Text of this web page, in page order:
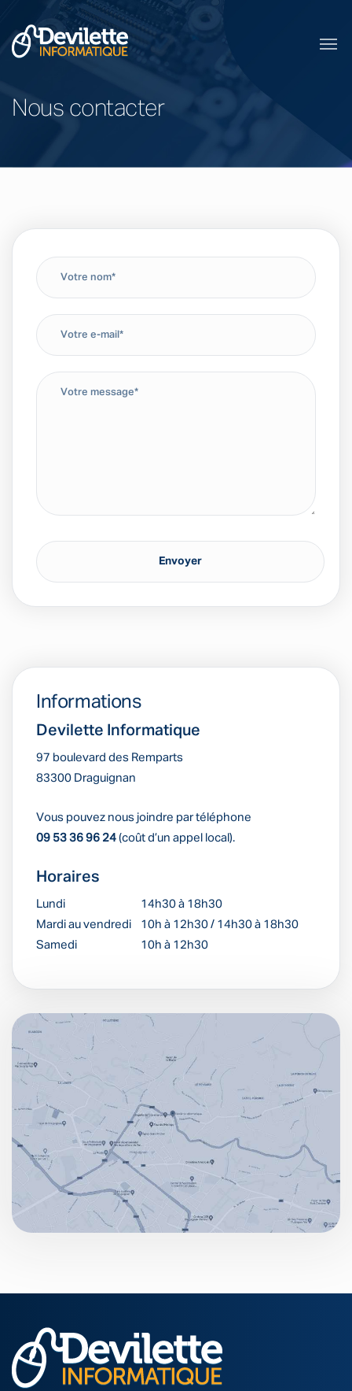
Nous contacter
Informations
Devilette Informatique
97 boulevard des Remparts
83300 Draguignan
Vous pouvez nous joindre par téléphone
09 53 36 96 24 (coût d’un appel local).
Horaires
Lundi
14h30 à 18h30
Mardi au vendredi
10h à 12h30 / 14h30 à 18h30
Samedi
10h à 12h30